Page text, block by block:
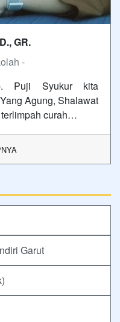
GR.
-
Puji Syukur kita
Agung, Shalawat
curah…
Garut